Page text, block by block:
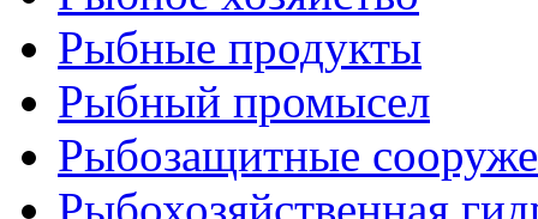
Рыбные продукты
Рыбный промысел
Рыбозащитные